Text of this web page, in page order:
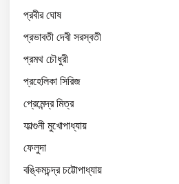
প্রবীর ঘোষ
প্রভাবতী দেবী সরস্বতী
প্রমথ চৌধুরী
প্রহেলিকা সিরিজ
প্রেমেন্দ্র মিত্র
ফাল্গুনী মুখোপাধ্যায়
ফেলুদা
বঙ্কিমচন্দ্র চট্টোপাধ্যায়